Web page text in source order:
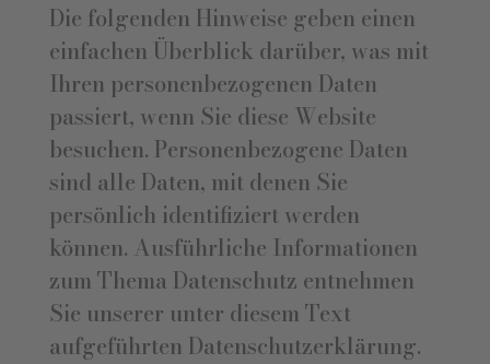
Die folgenden Hinweise geben einen
einfachen Überblick darüber, was mit
Ihren personenbezogenen Daten
passiert, wenn Sie diese Website
besuchen. Personenbezogene Daten
sind alle Daten, mit denen Sie
persönlich identifiziert werden
können. Ausführliche Informationen
zum Thema Datenschutz entnehmen
Sie unserer unter diesem Text
aufgeführten Datenschutzerklärung.